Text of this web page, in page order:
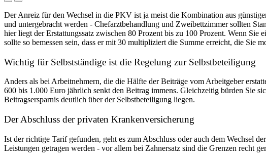
Der Anreiz für den Wechsel in die PKV ist ja meist die Kombination aus
und untergebracht werden - Chefarztbehandlung und Zweibettzimmer sollten
hier liegt der Erstattungssatz zwischen 80 Prozent bis zu 100 Prozent. Wenn
sollte so bemessen sein, dass er mit 30 multipliziert die Summe erreicht, die Sie
Wichtig für Selbstständige ist die Regelung zur Selbstbeteiligung
Anders als bei Arbeitnehmern, die die Hälfte der Beiträge vom Arbeitgeber
600 bis 1.000 Euro jährlich senkt den Beitrag immens. Gleichzeitig bürden Sie
Beitragsersparnis deutlich über der Selbstbeteiligung liegen.
Der Abschluss der privaten Krankenversicherung
Ist der richtige Tarif gefunden, geht es zum Abschluss oder auch dem Wechsel
Leistungen getragen werden - vor allem bei Zahnersatz sind die Grenzen recht